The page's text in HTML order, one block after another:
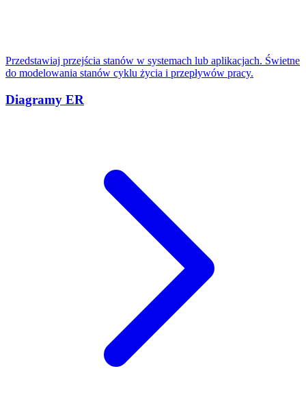
Przedstawiaj przejścia stanów w systemach lub aplikacjach. Świetne
do modelowania stanów cyklu życia i przepływów pracy.
Diagramy ER